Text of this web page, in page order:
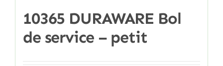
10365 DURAWARE Bol
de service – petit